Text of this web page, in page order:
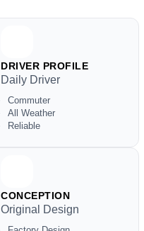
DRIVER PROFILE
Daily Driver
Commuter
All Weather
Reliable
CONCEPTION
Original Design